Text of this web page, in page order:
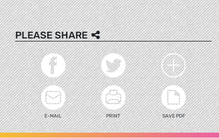
PLEASE SHARE
E-MAIL PRINT SAVE PDF